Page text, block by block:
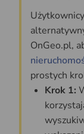
OnGeo.pl,
prostych
Krok 1: